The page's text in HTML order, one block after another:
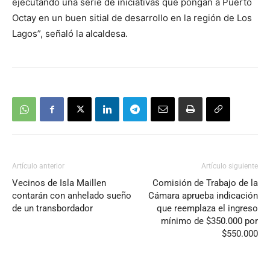
Octay en un buen sitial de desarrollo en la región de Los
Lagos”, señaló la alcaldesa.
Artículo anterior
Vecinos de Isla Maillen
contarán con anhelado sueño
de un transbordador
Artículo siguiente
Comisión de Trabajo de la
Cámara aprueba indicación
que reemplaza el ingreso
mínimo de $350.000 por
$550.000